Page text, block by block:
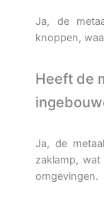
Ja, de
knoppen,
Heeft de
Ja, de
zaklamp,
omgevingen.